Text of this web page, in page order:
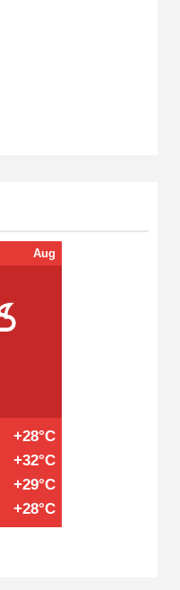
Aug
+28°C
+32°C
+29°C
+28°C